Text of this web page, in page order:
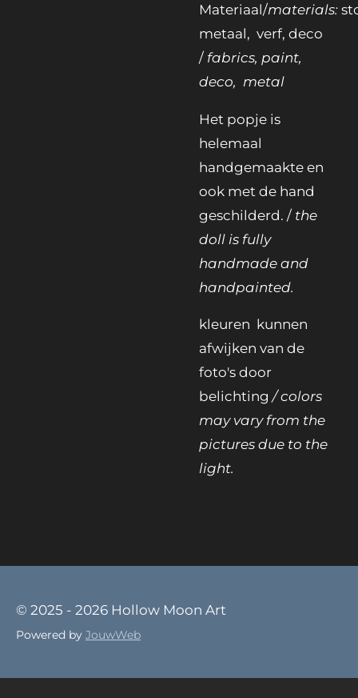
Materiaal/materials:
metaal, verf, deco
/ fabrics, paint,
deco, metal
Het popje is
helemaal
handgemaakte en
ook met de hand
geschilderd. / the
doll is fully
handmade and
handpainted.
kleuren kunnen
afwijken van de
foto's door
belichting/ colors
may vary from the
pictures due to the
light.
© 2025 - 2026 Hollow Moon Art
Powered by JouwWeb